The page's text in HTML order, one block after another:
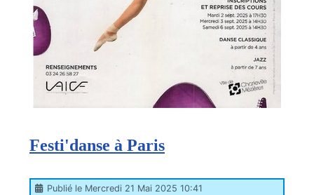
Festi'danse à Paris
Publié le Mercredi 21 Mai 2025 10:41